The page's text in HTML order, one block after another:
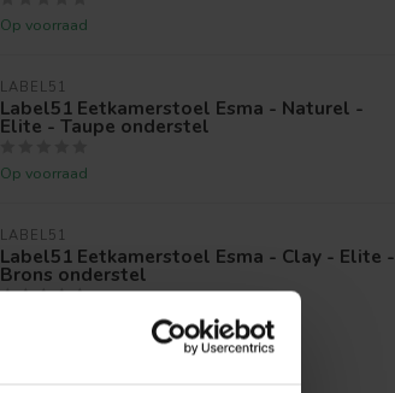
Op voorraad
LABEL51
Label51 Eetkamerstoel Esma - Naturel -
Elite - Taupe onderstel
Op voorraad
LABEL51
Label51 Eetkamerstoel Esma - Clay - Elite -
Brons onderstel